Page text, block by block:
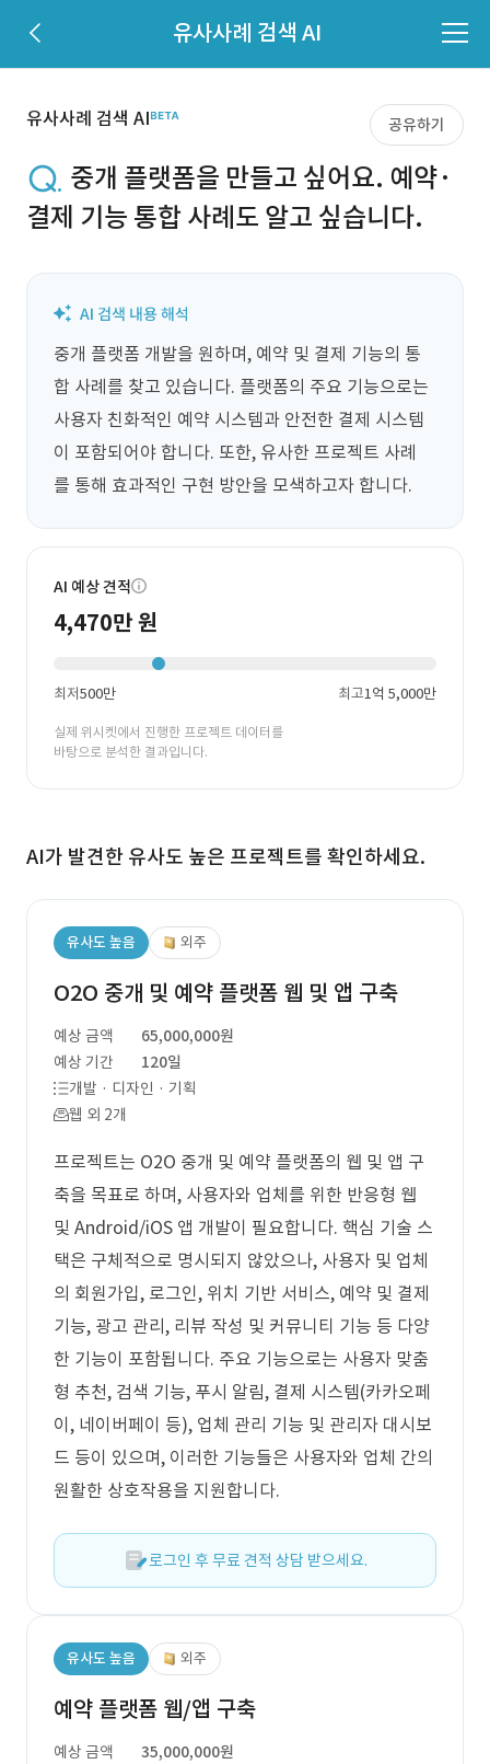
유사사례 검색 AI
유사사례 검색 AI 공유하기
중개 플랫폼을 만들고 싶어요. 예약·
결제 기능 통합 사례도 알고 싶습니다.
중개 플랫폼 개발을 원하며, 예약 및 결제 기능의 통
합 사례를 찾고 있습니다. 플랫폼의 주요 기능으로는
사용자 친화적인 예약 시스템과 안전한 결제 시스템
이 포함되어야 합니다. 또한, 유사한 프로젝트 사례
를 통해 효과적인 구현 방안을 모색하고자 합니다.
AI 예상 견적
4,470만 원
최저500만 최고1억 5,000만
실제 위시켓에서 진행한 프로젝트 데이터를
바탕으로 분석한 결과입니다.
AI가 발견한 유사도 높은 프로젝트를 확인하세요.
유사도 높음 외주
O2O 중개 및 예약 플랫폼 웹 및 앱 구축
예상 금액
65,000,000원
예상 기간
120일
개발 · 디자인 · 기획
웹 외 2개
프로젝트는 O2O 중개 및 예약 플랫폼의 웹 및 앱 구
축을 목표로 하며, 사용자와 업체를 위한 반응형 웹
및 Android/iOS 앱 개발이 필요합니다. 핵심 기술 스
택은 구체적으로 명시되지 않았으나, 사용자 및 업체
의 회원가입, 로그인, 위치 기반 서비스, 예약 및 결제
기능, 광고 관리, 리뷰 작성 및 커뮤니티 기능 등 다양
한 기능이 포함됩니다. 주요 기능으로는 사용자 맞춤
형 추천, 검색 기능, 푸시 알림, 결제 시스템(카카오페
이, 네이버페이 등), 업체 관리 기능 및 관리자 대시보
드 등이 있으며, 이러한 기능들은 사용자와 업체 간의
원활한 상호작용을 지원합니다.
로그인 후 무료 견적 상담 받으세요.
유사도 높음 외주
예약 플랫폼 웹/앱 구축
예상 금액
35,000,000원